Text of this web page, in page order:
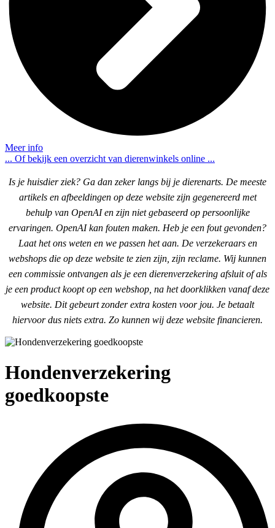
Meer info
... Of bekijk een overzicht van dierenwinkels online ...
Is je huisdier ziek? Ga dan zeker langs bij je dierenarts. De meeste
artikels en afbeeldingen op deze website zijn gegenereerd met
behulp van OpenAI en zijn niet gebaseerd op persoonlijke
ervaringen. OpenAI kan fouten maken. Heb je een fout gevonden?
Laat het ons weten en we passen het aan. De verzekeraars en
webshops die op deze website te zien zijn, zijn reclame. Wij kunnen
een commissie ontvangen als je een dierenverzekering afsluit of als
je een product koopt op een webshop, na het doorklikken vanaf deze
website. Dit gebeurt zonder extra kosten voor jou. Je betaalt
hiervoor dus niets extra. Zo kunnen wij deze website financieren.
Hondenverzekering
goedkoopste